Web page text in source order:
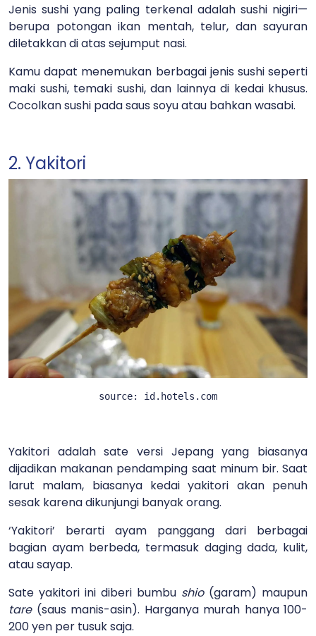
Jenis sushi yang paling terkenal adalah sushi nigiri—
berupa potongan ikan mentah, telur, dan sayuran
diletakkan di atas sejumput nasi.
Kamu dapat menemukan berbagai jenis sushi seperti
maki sushi, temaki sushi, dan lainnya di kedai khusus.
Cocolkan sushi pada saus soyu atau bahkan wasabi.
2. Yakitori
source: id.hotels.com
Yakitori adalah sate versi Jepang yang biasanya
dijadikan makanan pendamping saat minum bir. Saat
larut malam, biasanya kedai yakitori akan penuh
sesak karena dikunjungi banyak orang.
‘Yakitori’ berarti ayam panggang dari berbagai
bagian ayam berbeda, termasuk daging dada, kulit,
atau sayap.
Sate yakitori ini diberi bumbu shio (garam) maupun
tare (saus manis-asin). Harganya murah hanya 100-
200 yen per tusuk saja.